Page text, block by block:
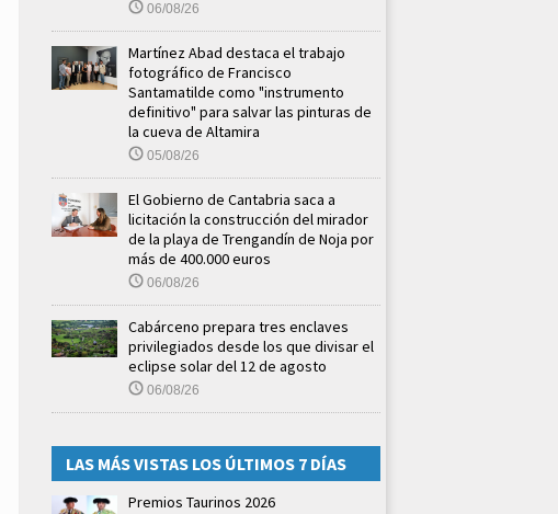
06/08/26
Martínez Abad destaca el trabajo
fotográfico de Francisco
Santamatilde como "instrumento
definitivo" para salvar las pinturas de
la cueva de Altamira
05/08/26
El Gobierno de Cantabria saca a
licitación la construcción del mirador
de la playa de Trengandín de Noja por
más de 400.000 euros
06/08/26
Cabárceno prepara tres enclaves
privilegiados desde los que divisar el
eclipse solar del 12 de agosto
06/08/26
LAS MÁS VISTAS LOS ÚLTIMOS 7 DÍAS
Premios Taurinos 2026